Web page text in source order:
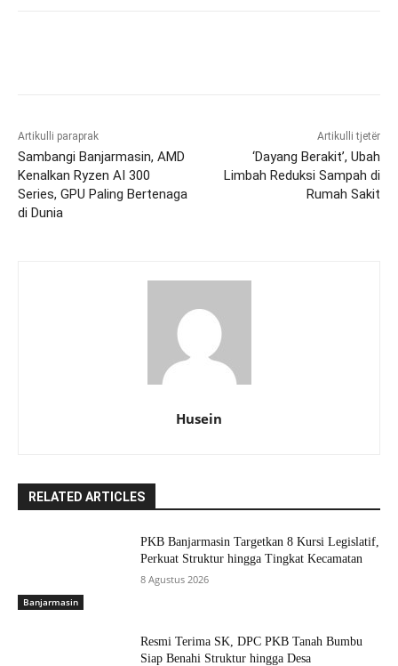
Artikulli paraprak
Sambangi Banjarmasin, AMD
Kenalkan Ryzen AI 300
Series, GPU Paling Bertenaga
di Dunia
Artikulli tjetër
‘Dayang Berakit’, Ubah
Limbah Reduksi Sampah di
Rumah Sakit
Husein
RELATED ARTICLES
Banjarmasin
PKB Banjarmasin Targetkan 8 Kursi Legislatif,
Perkuat Struktur hingga Tingkat Kecamatan
8 Agustus 2026
Resmi Terima SK, DPC PKB Tanah Bumbu
Siap Benahi Struktur hingga Desa